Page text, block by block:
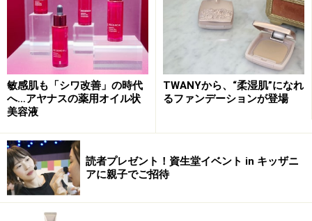
3タイプのなりたい仕上がりに
お悩みをカバーすることはもちろん、ファッションと合
わせて肌質も変えたいもの。ヘルシーなファッションに
マット肌が合わないなど、実はファッションと肌の関係
は密接。「モイストラッピング パクト」はこれ1つで3つ
の仕上がりに。①仕上げにハンドプレスするとツヤが引
き立ち、きちんと感ある印象に、②さらにツヤを出した
いところにスポンジでくるくると軽く磨くようにつける
敏感肌も「シワ改善」の時代
へ…アヤナスの薬用オイル状
美容液
TWANYから、“柔湿肌”になれ
るファンデーションが登場
読者プレゼント！資生堂イベント in キッザニ
アに親子でご招待